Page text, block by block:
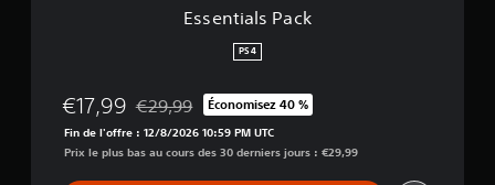
Essentials Pack
PS4
€17,99 Remise par rapport au prix d'origine de €29,99
€29,99 Économisez 40 %
Fin de l'offre : 12/8/2026 10:59 PM UTC
Prix le plus bas au cours des 30 derniers jours : €29,99